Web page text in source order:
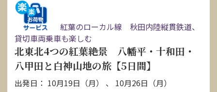
紅葉のローカル線 秋田内陸縦貫鉄道、
貸切車両乗車も楽しむ
北東北4つの紅葉絶景 八幡平・十和田・
八甲田と白神山地の旅【5日間】
出発日： 10月19日（月） 、 10月26日（月）